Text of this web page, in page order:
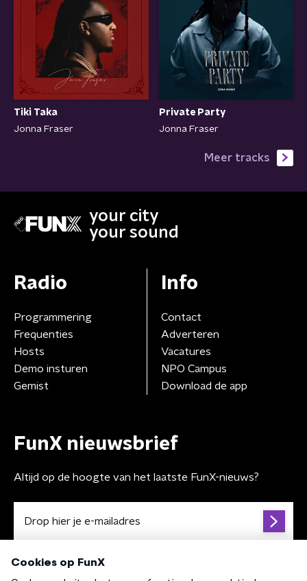
Tiki Taka
Jonna Fraser
Private Party
Jonna Fraser
Meer tracks
your city
your sound
Radio
Programmering
Frequenties
Hosts
Demo insturen
Gemist
Info
Contact
Adverteren
Vacatures
NPO Campus
Download de app
FunX nieuwsbrief
Altijd op de hoogte van het laatste FunX-nieuws?